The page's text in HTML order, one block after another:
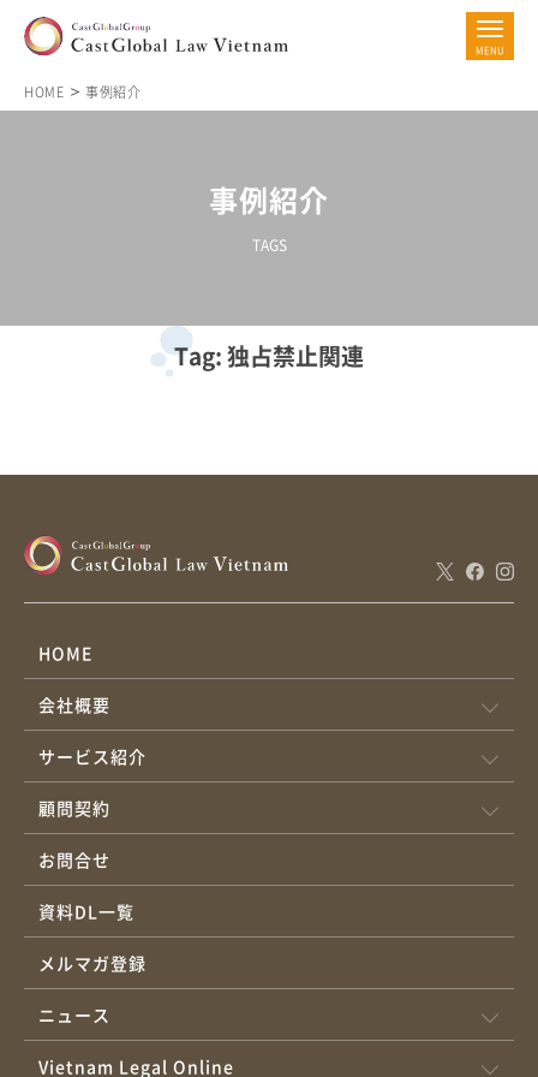
HOME 事例紹介
事例紹介
TAGS
Tag: 独占禁止関連
HOME
会社概要
サービス紹介
顧問契約
お問合せ
資料DL一覧
メルマガ登録
ニュース
Vietnam Legal Online